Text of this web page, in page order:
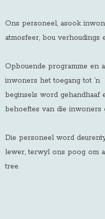
Ons personeel, asook
atmosfeer, bou
Opbouende programme en
inwoners het toegang tot
beginsels word gehandhaaf
behoeftes van die inwoners
Die personeel word
lewer, terwyl ons poog om
tree.